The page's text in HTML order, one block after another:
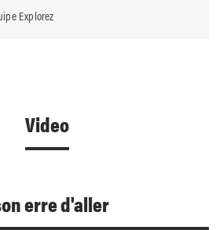
Explorez
Video
erre d'aller